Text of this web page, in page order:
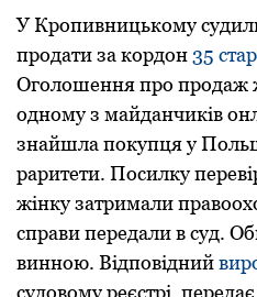
У Кропивницькому
продати за кордон 35
Оголошення про продаж
одному з майданчиків
знайшла покупця у
раритети. Посилку
жінку затримали
справи передали в суд.
винною. Відповідний
судовому реєстрі,